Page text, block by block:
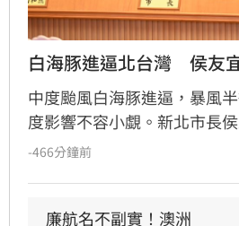
白海豚進逼北台灣　侯友
中度颱風白海豚進逼，暴風
度影響不容小覷。新北市長
議，要求市府團隊與29區公
民提前檢查陽台排水、固定
-466分鐘前
廉航名不副實！澳洲